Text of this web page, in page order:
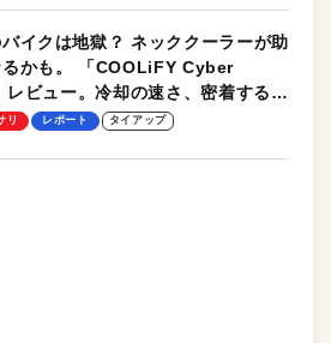
イクは地獄？ ネッククーラーが助
るかも。 「COOLiFY Cyber
ビュー。冷却の速さ、密着する冷
ト、シンプルな操作性がグッド！
リ レポート タイアップ